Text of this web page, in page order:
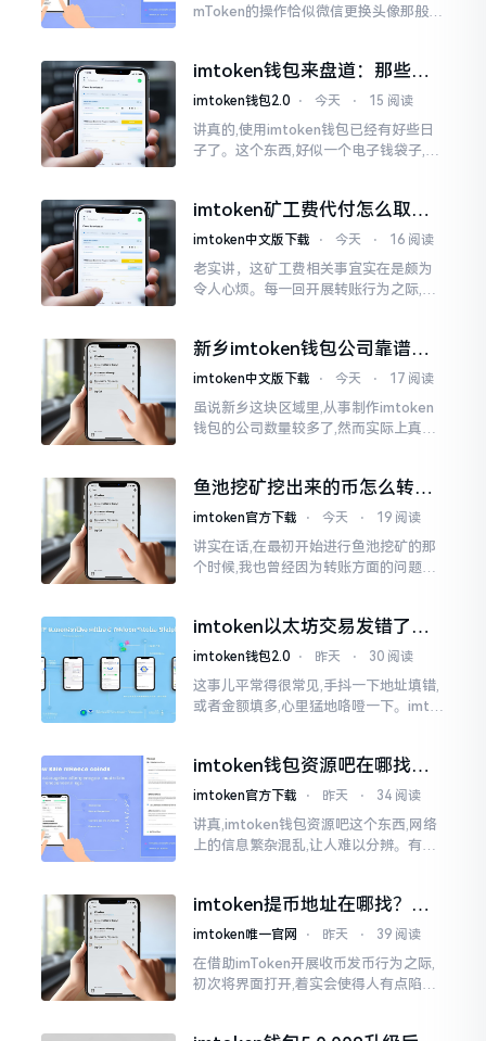
mToken的操作恰似微信更换头像那般简
据助记词来生成的,通俗讲
imtoken钱包来盘道：那些踩
过的坑和保命招
imtoken钱包2.0 ⋅ 今天 ⋅ 15 阅读
讲真的,使用imtoken钱包已经有好些日
子了。这个东西,好似一个电子钱袋子,里
却提心吊胆、神经紧绷。
imtoken矿工费代付怎么取
消？老手教你几招
imtoken中文版下载 ⋅ 今天 ⋅ 16 阅读
老实讲，这矿工费相关事宜实在是颇为
令人心烦。每一回开展转账行为之际,就
时隔多年
新乡imtoken钱包公司靠谱
吗？普通人怎么避坑
imtoken中文版下载 ⋅ 今天 ⋅ 17 阅读
虽说新乡这块区域里,从事制作imtoken
钱包的公司数量较多了,然而实际上真正
予协助进行操作的
鱼池挖矿挖出来的币怎么转到
imtoken钱包？
imtoken官方下载 ⋅ 今天 ⋅ 19 阅读
讲实在话,在最初开始进行鱼池挖矿的那
个时候,我也曾经因为转账方面的问题而
为畅快
imtoken以太坊交易发错了咋
整？取消方法告诉你
imtoken钱包2.0 ⋅ 昨天 ⋅ 30 阅读
这事儿平常得很常见,手抖一下地址填错,
或者金额填多,心里猛地咯噔一下。imto
imtoken钱包资源吧在哪找，
这些坑我帮你趟过
imtoken官方下载 ⋅ 昨天 ⋅ 34 阅读
讲真,imtoken钱包资源吧这个东西,网络
上的信息繁杂混乱,让人难以分辨。有的
imtoken提币地址在哪找？手
把手教你快速查看
imtoken唯一官网 ⋅ 昨天 ⋅ 39 阅读
在借助imToken开展收币发币行为之际,
初次将界面打开,着实会使得人有点陷入